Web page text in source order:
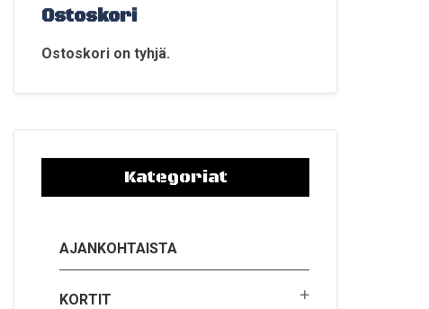
Ostoskori
Ostoskori on tyhjä.
Kategoriat
AJANKOHTAISTA
KORTIT